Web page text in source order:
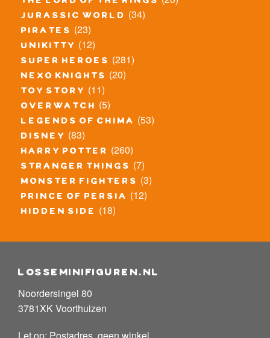
jurassic world (34)
pirates (23)
unikitty (12)
super heroes (281)
nexo knights (20)
toy story (11)
overwatch (5)
legends of chima (53)
disney (83)
harry potter (260)
stranger things (7)
monster fighters (3)
prince of persia (12)
hidden side (18)
losseminifiguren.nl
Noordersingel 80
3781XK Voorthuizen